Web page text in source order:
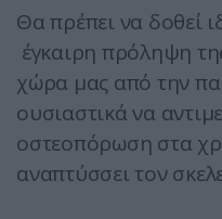
Θα πρέπει να δοθεί
έγκαιρη πρόληψη
χώρα μας από την
ουσιαστικά να
οστεοπόρωση στα
αναπτύσσει τον